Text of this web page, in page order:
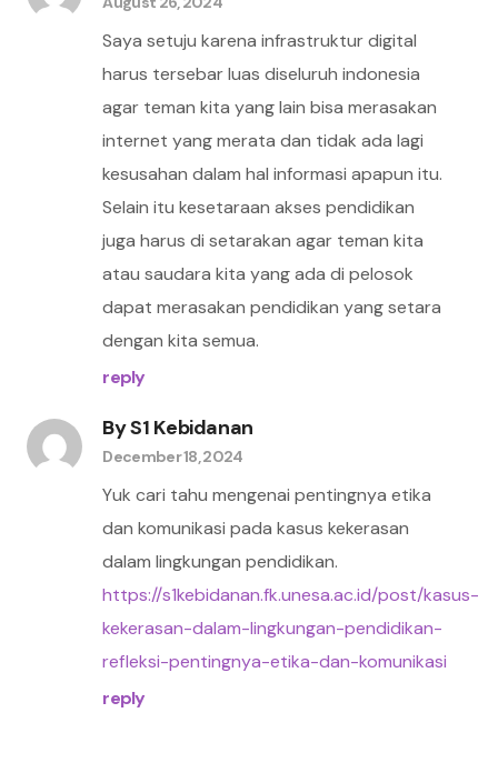
Saya setuju karena infrastruktur digital
harus tersebar luas diseluruh indonesia
agar teman kita yang lain bisa merasakan
internet yang merata dan tidak ada lagi
kesusahan dalam hal informasi apapun itu.
Selain itu kesetaraan akses pendidikan
juga harus di setarakan agar teman kita
atau saudara kita yang ada di pelosok
dapat merasakan pendidikan yang setara
dengan kita semua.
reply
ByS1 Kebidanan
December 18, 2024
Yuk cari tahu mengenai pentingnya etika
dan komunikasi pada kasus kekerasan
dalam lingkungan pendidikan.
https://s1kebidanan.fk.unesa.ac.id/post/kasus-
kekerasan-dalam-lingkungan-pendidikan-
refleksi-pentingnya-etika-dan-komunikasi
reply